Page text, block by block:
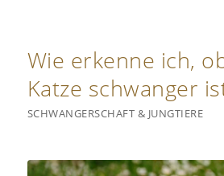
Wie erkenne ich,
Katze schwanger
SCHWANGERSCHAFT & JUNGTIERE